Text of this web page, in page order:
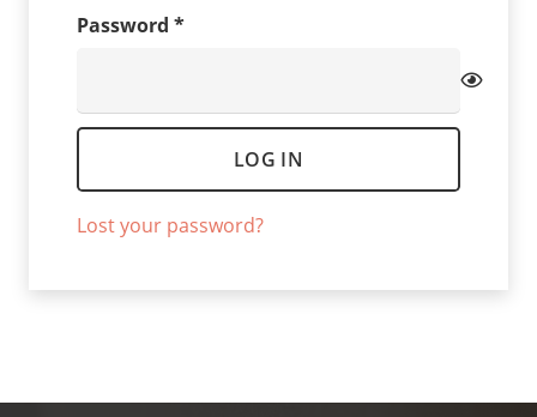
Password *Required
LOG IN
Lost your password?